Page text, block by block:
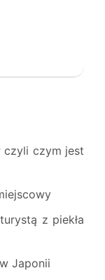
czyli czym jest
z piekła
Japonii